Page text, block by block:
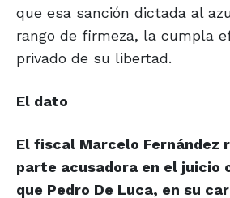
que esa sanción dictada al
rango de firmeza, la cumpla
privado de su libertad.
El dato
El fiscal Marcelo Fernández
parte acusadora en el juicio
que Pedro De Luca, en su